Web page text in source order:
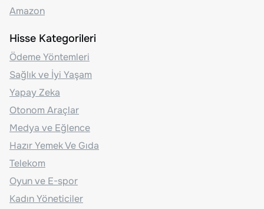
Amazon
Hisse Kategorileri
Ödeme Yöntemleri
Sağlık ve İyi Yaşam
Yapay Zeka
Otonom Araçlar
Medya ve Eğlence
Hazır Yemek Ve Gıda
Telekom
Oyun ve E-spor
Kadın Yöneticiler